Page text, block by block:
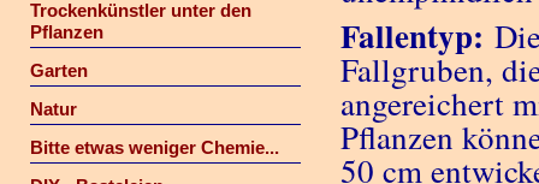
Trockenkünstler unter den
Pflanzen
Garten
Natur
Bitte etwas weniger Chemie...
Fallentyp:
Fallgruben,
angereichert
Pflanzen
50 cm